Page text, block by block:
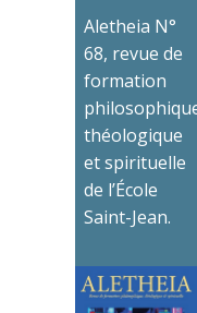
Aletheia N°
68, revue de
formation
théologique
et spirituelle
de l’École
Saint-Jean.